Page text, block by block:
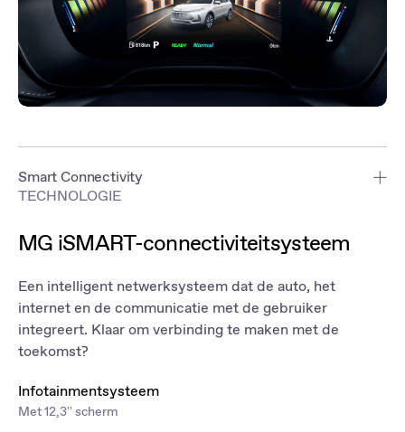
Smart Connectivity
TECHNOLOGIE
MG iSMART-connectiviteitsysteem
Een intelligent netwerksysteem dat de auto, het
internet en de communicatie met de gebruiker
integreert. Klaar om verbinding te maken met de
toekomst?
Infotainmentsysteem
Met 12,3'' scherm